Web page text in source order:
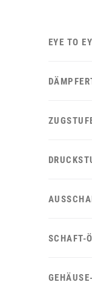
EYE TO
SCHAFT-